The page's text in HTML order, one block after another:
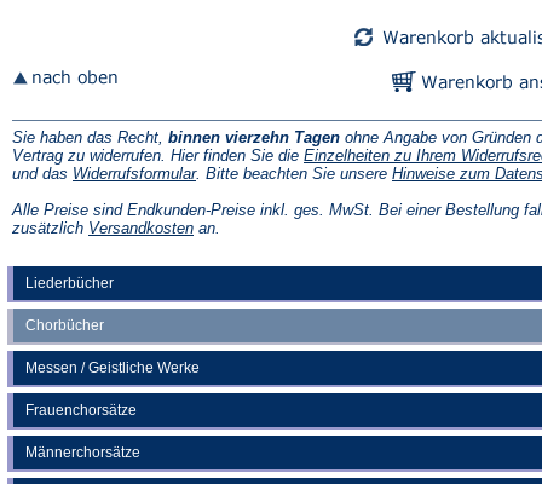
Liederbücher
Chorbücher
Messen / Geistliche Werke
Frauenchorsätze
Männerchorsätze
Sie haben das Recht, binnen vierzehn Tagen ohne Angabe von Gründen
Vertrag zu widerrufen. Hier finden Sie die Einzelheiten zu Ihrem
und das Widerrufsformular(Öffnet
einem
neuen
. Bitte beachten Sie unsere Hinweise zum
Alle Preise sind Endkunden-Preise inkl. ges. MwSt. Bei einer Bestellung
zusätzlich Versandkosten(Öffnet
an.